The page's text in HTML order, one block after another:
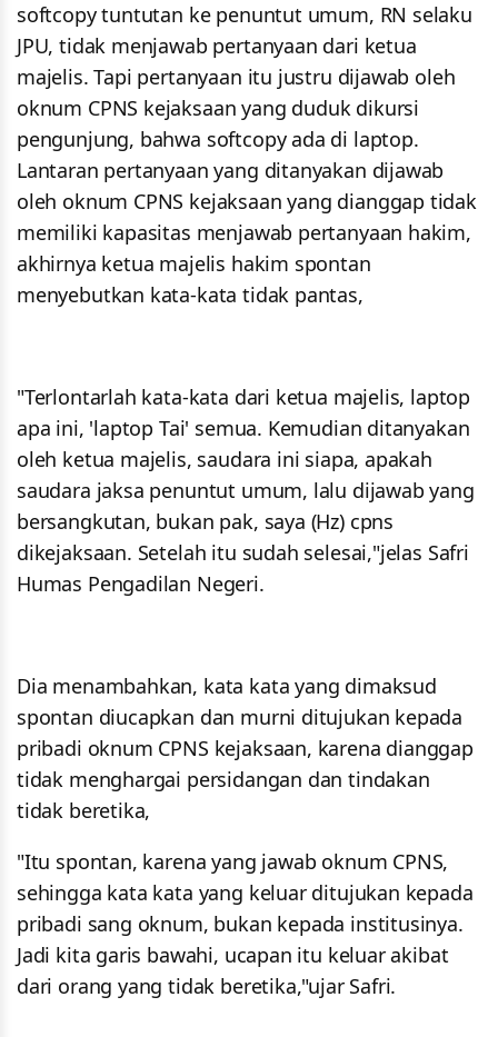
softcopy tuntutan ke penuntut umum, RN selaku
JPU, tidak menjawab pertanyaan dari ketua
majelis. Tapi pertanyaan itu justru dijawab oleh
oknum CPNS kejaksaan yang duduk dikursi
pengunjung, bahwa softcopy ada di laptop.
Lantaran pertanyaan yang ditanyakan dijawab
oleh oknum CPNS kejaksaan yang dianggap tidak
memiliki kapasitas menjawab pertanyaan hakim,
akhirnya ketua majelis hakim spontan
menyebutkan kata-kata tidak pantas,
"Terlontarlah kata-kata dari ketua majelis, laptop
apa ini, 'laptop Tai' semua. Kemudian ditanyakan
oleh ketua majelis, saudara ini siapa, apakah
saudara jaksa penuntut umum, lalu dijawab yang
bersangkutan, bukan pak, saya (Hz) cpns
dikejaksaan. Setelah itu sudah selesai,"jelas Safri
Humas Pengadilan Negeri.
Dia menambahkan, kata kata yang dimaksud
spontan diucapkan dan murni ditujukan kepada
pribadi oknum CPNS kejaksaan, karena dianggap
tidak menghargai persidangan dan tindakan
tidak beretika,
"Itu spontan, karena yang jawab oknum CPNS,
sehingga kata kata yang keluar ditujukan kepada
pribadi sang oknum, bukan kepada institusinya.
Jadi kita garis bawahi, ucapan itu keluar akibat
dari orang yang tidak beretika,"ujar Safri.